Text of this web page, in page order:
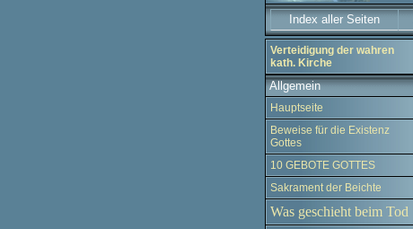
Index aller Seiten
Verteidigung der wahren
kath. Kirche
Allgemein
Hauptseite
Beweise für die Existenz
Gottes
10 GEBOTE GOTTES
Sakrament der Beichte
Was geschieht beim Tod